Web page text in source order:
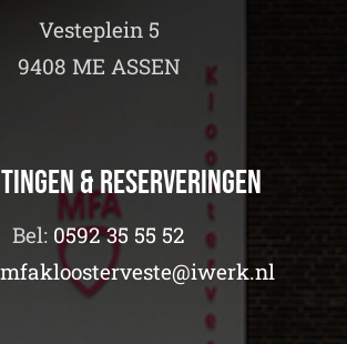
Vesteplein 5
9408 ME ASSEN
& Reserveringen
Bel: 0592 35 55 52
mfakloosterveste@iwerk.nl